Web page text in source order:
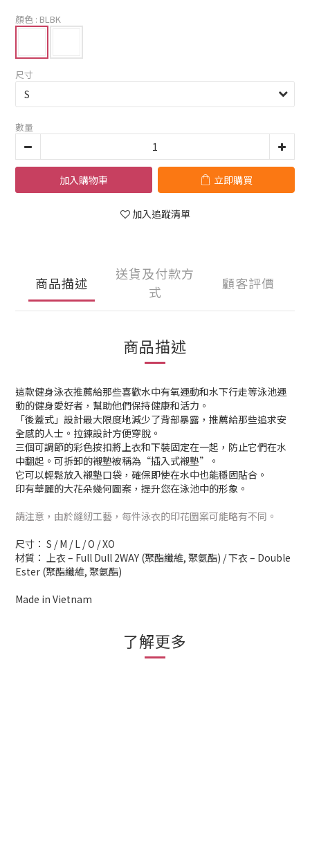
顏色 : BLBK
尺寸
數量
加入購物車 立即購買
加入追蹤清單
商品描述
送貨及付款方
式
顧客評價
商品描述
這款健身泳衣推薦給那些喜歡水中有氧運動和水下行走等泳池運
動的健身愛好者，幫助他們保持健康和活力。
「後蓋式」設計最大限度地減少了背部暴露，推薦給那些追求安
全感的人士。拉鍊設計方便穿脫。
三個可調節的彩色按扣將上衣和下裝固定在一起，防止它們在水
中翻起。可拆卸的襯墊被稱為“插入式襯墊”。
它可以輕鬆放入襯墊口袋，確保即使在水中也能穩固貼合。
印有華麗的大花朵幾何圖案，提升您在泳池中的形象。
請注意，由於縫紉工藝，每件泳衣的印花圖案可能略有不同。
尺寸： S / M / L / O / XO
材質： 上衣 – Full Dull 2WAY (聚酯纖維, 聚氨酯) / 下衣 – Double
Ester (聚酯纖維, 聚氨酯)
Made in Vietnam
了解更多